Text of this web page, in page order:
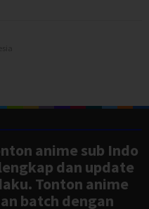
anime sub Indo
dan update
Tonton anime
batch dengan